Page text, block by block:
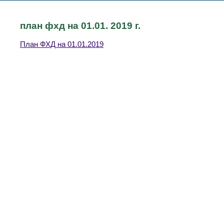
план фхд на 01.01. 2019 г.
План ФХД на 01.01.2019